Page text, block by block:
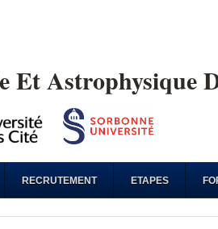
Et Astrophysique
RECRUTEMENT ETAPES